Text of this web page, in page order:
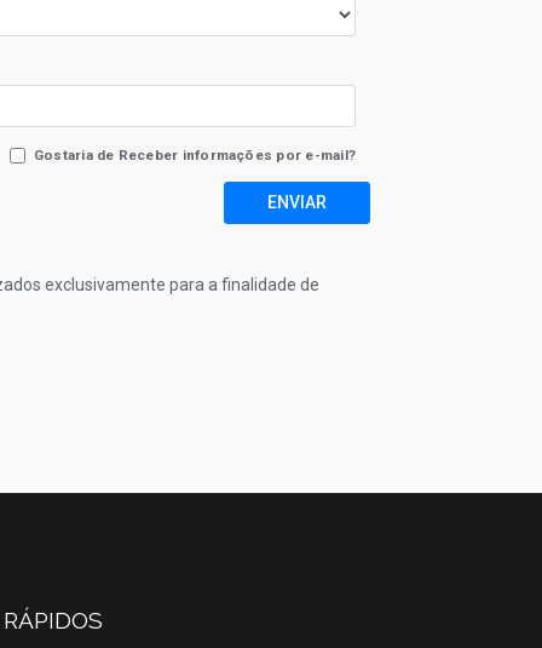
Gostaria de Receber informações por e-mail?
ENVIAR
exclusivamente para a finalidade de